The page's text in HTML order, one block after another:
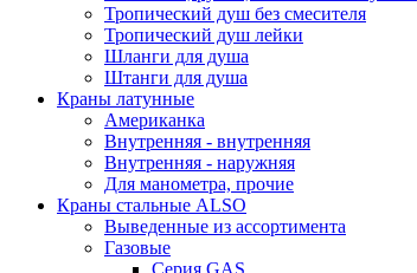
Тропический душ без смесителя
Тропический душ лейки
Шланги для душа
Штанги для душа
Краны латунные
Американка
Внутренняя - внутренняя
Внутренняя - наружняя
Для манометра, прочие
Краны стальные ALSO
Выведенные из ассортимента
Газовые
Серия GAS